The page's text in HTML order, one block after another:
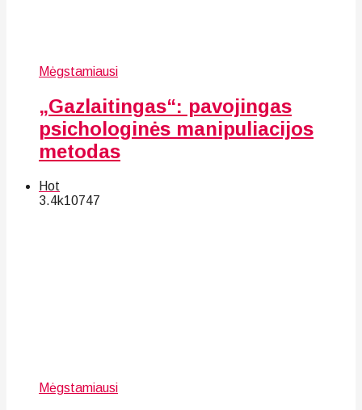
Mėgstamiausi
„Gazlaitingas“: pavojingas
psichologinės manipuliacijos
metodas
Hot
3.4k10747
Mėgstamiausi